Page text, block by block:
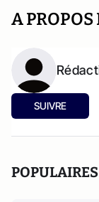
A PROPOS
SUIVRE
POPULAIRES